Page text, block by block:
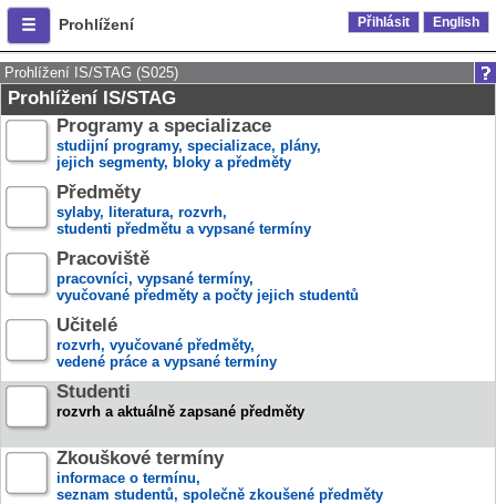
Prohlížení Přihlásit English
Prohlížení IS/STAG (S025)
Prohlížení IS/STAG
Programy a specializace
studijní programy, specializace, plány,
jejich segmenty, bloky a předměty
Předměty
sylaby, literatura, rozvrh,
studenti předmětu a vypsané termíny
Pracoviště
pracovníci, vypsané termíny,
vyučované předměty a počty jejich studentů
Učitelé
rozvrh, vyučované předměty,
vedené práce a vypsané termíny
Studenti
rozvrh a aktuálně zapsané předměty
Zkouškové termíny
informace o termínu,
seznam studentů, společně zkoušené předměty